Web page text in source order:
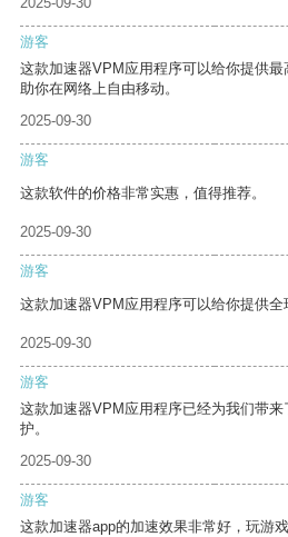
游客
这款加速器VPM应用程序可以给你提供
助你在网络上自由移动。
2025-09-30
游客
这款软件的价格非常实惠，值得推荐。
2025-09-30
游客
这款加速器VPM应用程序可以给你提供全
2025-09-30
游客
这款加速器VPM应用程序已经为我们带
护。
2025-09-30
游客
这款加速器app的加速效果非常好，玩游